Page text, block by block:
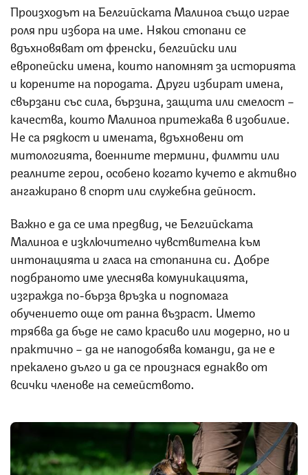
Произходът на Белгийската Малиноа също играе
роля при избора на име. Някои стопани се
вдъхновяват от френски, белгийски или
европейски имена, които напомнят за историята
и корените на породата. Други избират имена,
свързани със сила, бързина, защита или смелост –
качества, които Малиноа притежава в изобилие.
Не са рядкост и имената, вдъхновени от
митологията, военните термини, филмти или
реалните герои, особено когато кучето е активно
ангажирано в спорт или служебна дейност.
Важно е да се има предвид, че Белгийската
Малиноа е изключително чувствителна към
интонацията и гласа на стопанина си. Добре
подбраното име улеснява комуникацията,
изгражда по-бърза връзка и подпомага
обучението още от ранна възраст. Името
трябва да бъде не само красиво или модерно, но и
практично – да не наподобява команди, да не е
прекалено дълго и да се произнася еднакво от
всички членове на семейството.